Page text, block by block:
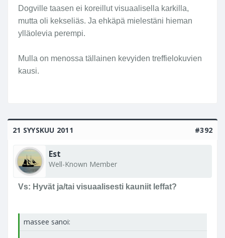
Dogville taasen ei koreillut visuaalisella karkilla,
mutta oli kekseliäs. Ja ehkäpä mielestäni hieman
ylläolevia perempi.
Mulla on menossa tällainen kevyiden treffielokuvien
kausi.
21 SYYSKUU 2011 #392
Est
Well-Known Member
Vs: Hyvät ja/tai visuaalisesti kauniit leffat?
massee sanoi: